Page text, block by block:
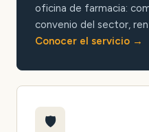
oficina de farmacia:
convenio del sector,
Conocer el servicio
🛡️